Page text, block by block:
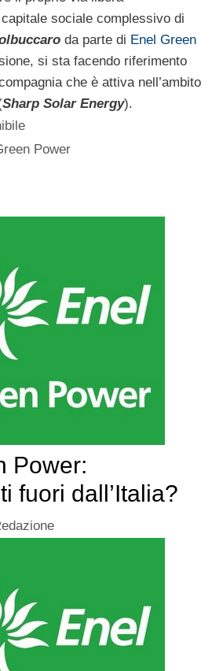
sociale complessivo di
da parte di Enel Green
si sta facendo riferimento
che è attiva nell’ambito
Sharp Solar Energy).
Power
Power:
fuori dall’Italia?